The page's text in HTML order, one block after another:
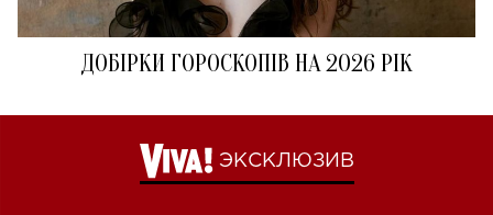
ДОБІРКИ ГОРОСКОПІВ НА 2026 РІК
ЭКСКЛЮЗИВ